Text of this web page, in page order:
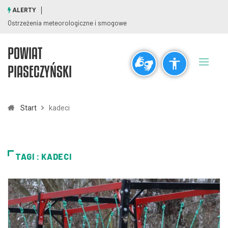
visibility_off title
Pomniejsz
Czcionki
remove_circle_outline add_circle_outline
ALERTY
Ostrzeżenia meteorologiczne i smogowe
POWIAT
PIASECZYŃSKI
Start kadeci
TAGI : KADECI